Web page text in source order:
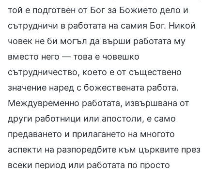
той е подготвен от Бог за Божието дело и
сътрудничи в работата на самия Бог. Никой
човек не би могъл да върши работата му
вместо него — това е човешко
сътрудничество, което е от съществено
значение наред с божествената работа.
Междувременно работата, извършвана от
други работници или апостоли, е само
предаването и прилагането на многото
аспекти на разпоредбите към църквите през
всеки период или работата по просто